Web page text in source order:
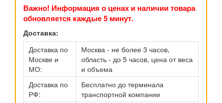
Важно! Информация о ценах и наличии товара
обновляется каждые 5 минут.
Доставка:
Доставка по
Москве и
МО:
Москва - не более 3 часов,
область - до 5 часов, цена от веса
и объема
Доставка по
РФ:
Бесплатно до терминала
транспортной компании